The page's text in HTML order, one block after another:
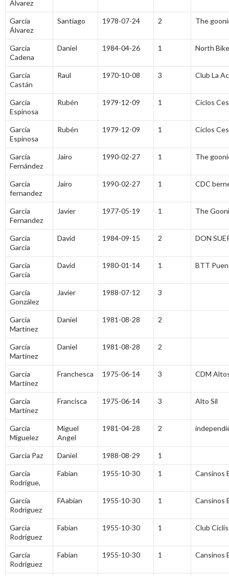
Alvarez
García
Álvarez
Santiago 1978-07-24 2 The
García
Cadena
Daniel 1984-04-26 1 North
García
Castán
Raul 1970-10-08 3 Club La
García
Espinosa
Rubén 1979-12-09 1 Ciclos
García
Espinosa
Rubén 1979-12-09 1 Ciclos
García
Fernández
Jairo 1990-02-27 1 The
Garcia
fernandez
Jairo 1990-02-27 1 CDC
Garcia
Fernandez
Javier 1977-05-19 1 The
Garcia
Garcia
David 1984-09-15 2 DON
García
García
David 1980-01-14 1 BTT
García
González
Javier 1988-07-12 3
Garcia
Martinez
Daniel 1981-08-28 2
García
Martínez
Daniel 1981-08-28 2
García
Martínez
Franchesca 1975-06-14 3 CDM
García
Martínez
Francisca 1975-06-14 3 Alto Sil
Garcia
Miguelez
Miguel
Angel
1981-04-28 2
Garcia Paz Daniel 1988-08-29 1
Garcia
Rodrigue,
Fabian 1955-10-30 1 Cansinos
García
Rodriguez
FAabian 1955-10-30 1 Cansinos
Garcia
Rodriguez
Fabian 1955-10-30 1 Club
García
Rodriguez
Fabian 1955-10-30 1 Cansinos